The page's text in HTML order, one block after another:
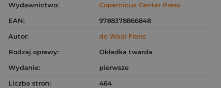
Wydawnictwo:
Copernicus Center Press
EAN:
9788378866848
Autor:
de Waal Frans
Rodzaj oprawy:
Okładka twarda
Wydanie:
pierwsze
Liczba stron:
464